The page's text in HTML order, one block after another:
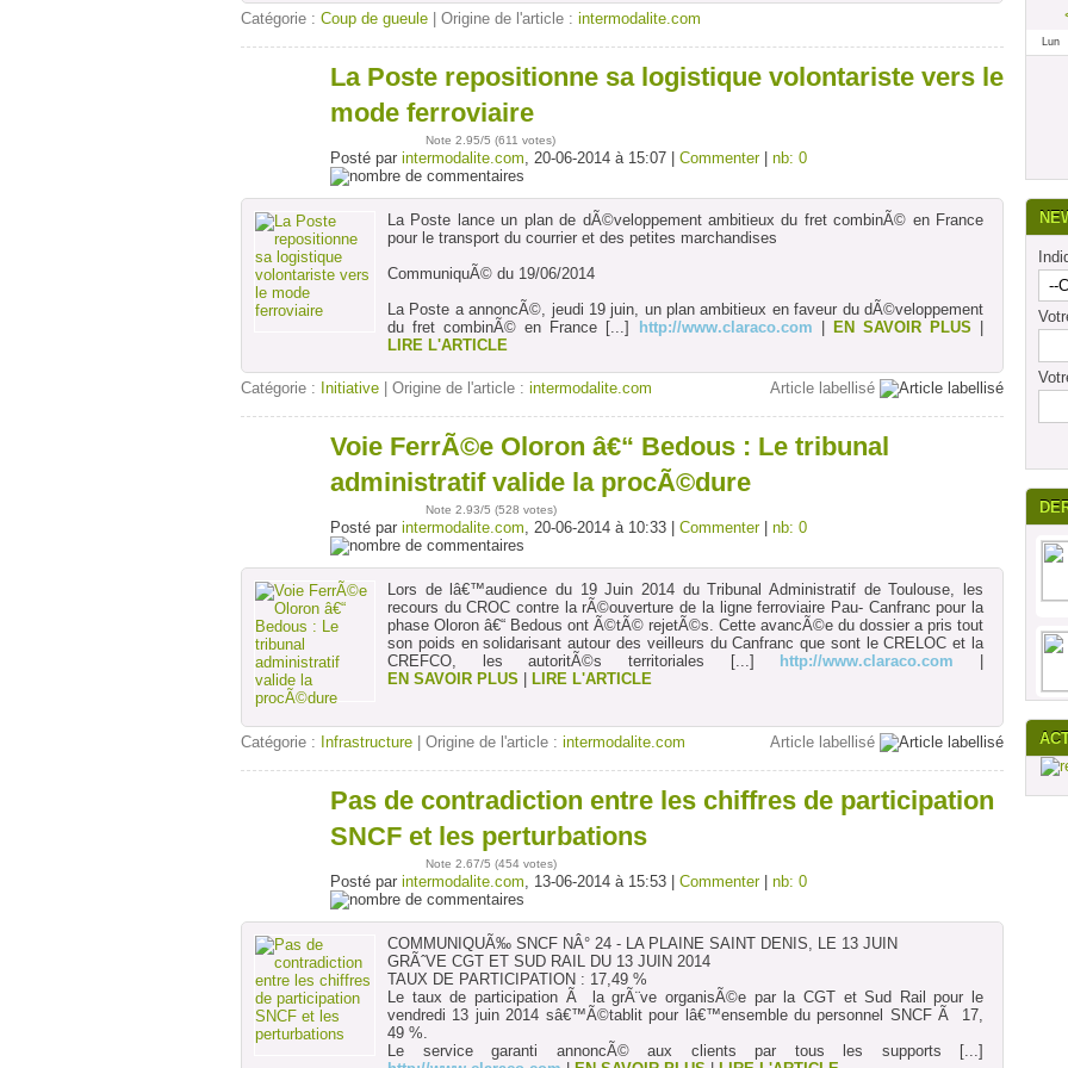
Catégorie : Coup de gueule | Origine de l'article : intermodalite.com
La Poste repositionne sa logistique volontariste vers le
mode ferroviaire
Note 2.95/5 (611 votes)
Posté par intermodalite.com, 20-06-2014 à 15:07 | Commenter| nb: 0
La Poste lance un plan de dÃ©veloppement ambitieux du fret combinÃ© en France
pour le transport du courrier et des petites marchandises
CommuniquÃ© du 19/06/2014
La Poste a annoncÃ©, jeudi 19 juin, un plan ambitieux en faveur du dÃ©veloppement
du fret combinÃ© en France [...] http://www.claraco.com EN SAVOIR PLUS
LIRE L'ARTICLE
Catégorie : Initiative | Origine de l'article : intermodalite.com Article labellisé
Voie FerrÃ©e Oloron â€“ Bedous : Le tribunal
administratif valide la procÃ©dure
Note 2.93/5 (528 votes)
Posté par intermodalite.com, 20-06-2014 à 10:33 | Commenter| nb: 0
Lors de lâ€™audience du 19 Juin 2014 du Tribunal Administratif de Toulouse, les
recours du CROC contre la rÃ©ouverture de la ligne ferroviaire Pau- Canfranc pour la
phase Oloron â€“ Bedous ont Ã©tÃ© rejetÃ©s. Cette avancÃ©e du dossier a pris tout
son poids en solidarisant autour des veilleurs du Canfranc que sont le CRELOC et la
CREFCO, les autoritÃ©s territoriales [...] http://www.claraco.com
EN SAVOIR PLUS
LIRE L'ARTICLE
Catégorie : Infrastructure | Origine de l'article : intermodalite.com Article labellisé
Pas de contradiction entre les chiffres de participation
SNCF et les perturbations
Note 2.67/5 (454 votes)
Posté par intermodalite.com, 13-06-2014 à 15:53 | Commenter| nb: 0
COMMUNIQUÃ‰ SNCF NÂ° 24 - LA PLAINE SAINT DENIS, LE 13 JUIN
GRÃˆVE CGT ET SUD RAIL DU 13 JUIN 2014
TAUX DE PARTICIPATION : 17,49 %
Le taux de participation Ã la grÃ¨ve organisÃ©e par la CGT et Sud Rail pour le
vendredi 13 juin 2014 sâ€™Ã©tablit pour lâ€™ensemble du personnel SNCF Ã 17,
49 %.
Le service garanti annoncÃ© aux clients par tous les supports [...]
Lun